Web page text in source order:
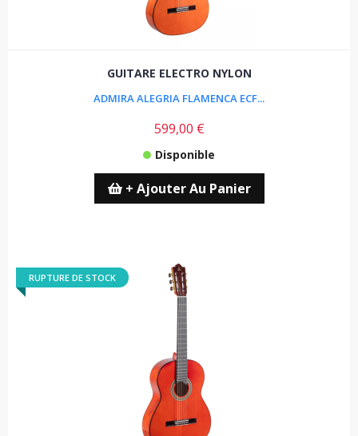
GUITARE ELECTRO NYLON
ADMIRA ALEGRIA FLAMENCA ECF...
599,00 €
Disponible
+ Ajouter Au Panier
RUPTURE DE STOCK